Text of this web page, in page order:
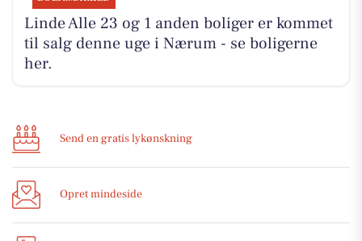
Linde Alle 23 og 1 anden boliger er kommet
til salg denne uge i Nærum - se boligerne
her.
Send en gratis lykønskning
Opret mindeside